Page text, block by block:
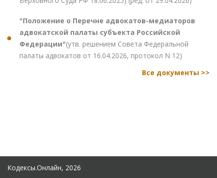
"Положение о Перечне адвокатов-медиаторов
адвокатской палаты субъекта Российской
Федерации"(утв. решением Совета Федеральной
палаты адвокатов от 16.04.2026, протокол N 12)
Все документы >>
Кодексы.Онлайн, 2026